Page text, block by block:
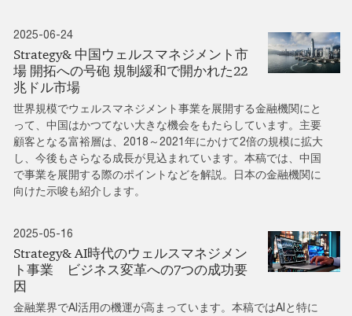
2025-06-24
Strategy& 中国ウェルスマネジメント市
場 開拓への号砲 規制緩和で開かれた22
兆ドル市場
世界規模でウェルスマネジメント事業を展開する金融機関にと
って、中国はかつてない大きな機会をもたらしています。主要
顧客となる富裕層は、2018～2021年にかけて2倍の規模に拡大
し、今後もさらなる成長が見込まれています。本稿では、中国
で事業を展開する際のポイントなどを解説。日本の金融機関に
向けた示唆も紹介します。
2025-05-16
Strategy& AI時代のウェルスマネジメン
ト事業 ビジネス変革への7つの成功要
因
金融業界でAI活用の機運が高まっています。本稿ではAIと特に